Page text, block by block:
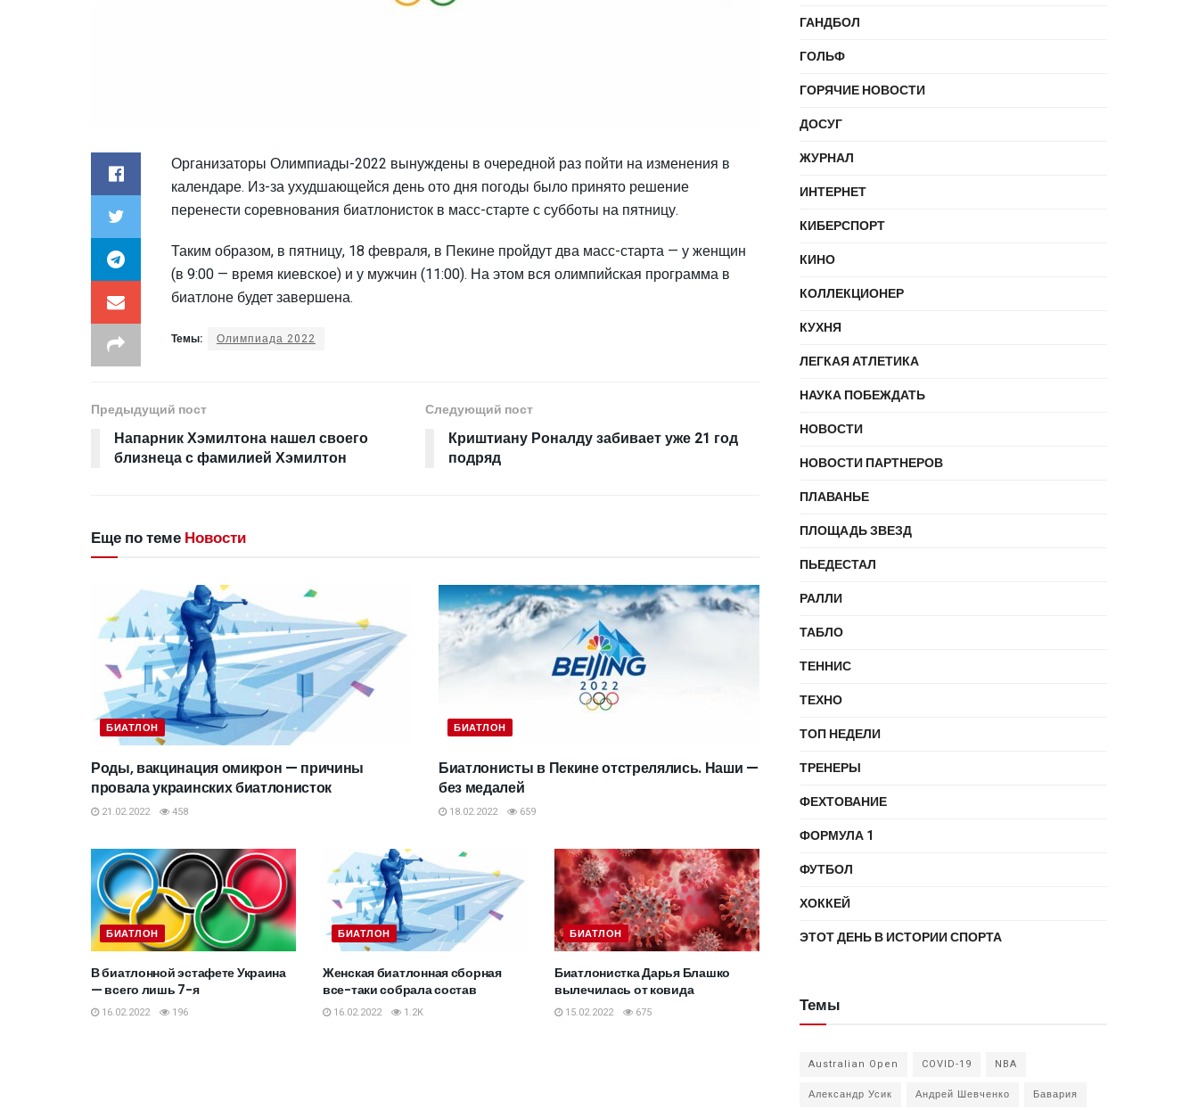
Организаторы Олимпиады-2022 вынуждены в очередной раз пойти на изменения в
календаре. Из-за ухудшающейся день ото дня погоды было принято решение
перенести соревнования биатлонисток в масс-старте с субботы на пятницу.
Таким образом, в пятницу, 18 февраля, в Пекине пройдут два масс-старта — у женщин
(в 9:00 — время киевское) и у мужчин (11:00). На этом вся олимпийская программа в
биатлоне будет завершена.
Темы: Олимпиада 2022
Предыдущий пост
Напарник Хэмилтона нашел своего
близнеца с фамилией Хэмилтон
Следующий пост
Криштиану Роналду забивает уже 21 год
подряд
Еще по теме Новости
БИАТЛОН
Роды, вакцинация омикрон — причины
провала украинских биатлонисток
21.02.2022 458
БИАТЛОН
Биатлонисты в Пекине отстрелялись. Наши —
без медалей
18.02.2022 659
БИАТЛОН
В биатлонной эстафете Украина
— всего лишь 7-я
16.02.2022 196
БИАТЛОН
Женская биатлонная сборная
все-таки собрала состав
16.02.2022 1.2K
БИАТЛОН
Биатлонистка Дарья Блашко
вылечилась от ковида
15.02.2022 675
ГАНДБОЛ
ГОЛЬФ
ГОРЯЧИЕ НОВОСТИ
ДОСУГ
ЖУРНАЛ
ИНТЕРНЕТ
КИБЕРСПОРТ
КИНО
КОЛЛЕКЦИОНЕР
КУХНЯ
ЛЕГКАЯ АТЛЕТИКА
НАУКА ПОБЕЖДАТЬ
НОВОСТИ
НОВОСТИ ПАРТНЕРОВ
ПЛАВАНЬЕ
ПЛОЩАДЬ ЗВЕЗД
ПЬЕДЕСТАЛ
РАЛЛИ
ТАБЛО
ТЕННИС
ТЕХНО
ТОП НЕДЕЛИ
ТРЕНЕРЫ
ФЕХТОВАНИЕ
ФОРМУЛА 1
ФУТБОЛ
ХОККЕЙ
ЭТОТ ДЕНЬ В ИСТОРИИ СПОРТА
Темы
Australian Open COVID-19
NBA
Александр Усик
Андрей Шевченко
Бавария